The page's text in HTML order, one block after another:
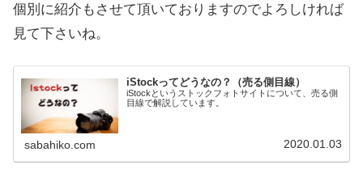
個別に紹介もさせて頂いておりますのでよろしければ
見て下さいね。
iStockってどうなの？（売る側目線）
iStockというストックフォトサイトについて、売る側
目線で解説しています。
sabahiko.com 2020.01.03